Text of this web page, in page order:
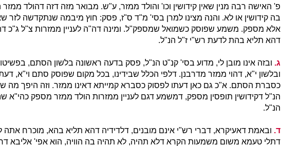
פ' האישה רבה מנין שאין קידושין וכו' והולד ממזר, ע"ש. מבואר מזה דזה דהולד ממזר
בה קידושין או לא. והנה מצינו למרן בסי' מ"ד ס"ז, פסק: חוץ מיבמה שנתקדשה לזר
אלא מספק. משמע שפוסק כשמואל שמספק"ל. ומינה דה"ה לעניין ממזרות צ"ל ג"כ
דהא תליא בהת לדעת רש"י ז"ל הנ"ל.
ג. ובזה אינו מובן לי, מדוע בסי' קנ"ט הנ"ל, פסק בדעה ראשונה בלשון הסתם,
ובלשון י"א, דהוי ממזר מדרבנן. דלפי הכלל שבידינו, בכל מקום שפוסק סתם וי"א,
כסברת הסתם. א"כ גם כאן דעתו לפסוק כסברא קמייתא דאינו ממזר. וזה היפך מה
הנ"ל דקידושין תופסין מספק, דמשמע דגם לעניין ממזרות הולד ממזר מספק כהי"א
הנ"ל.
ד. ובאמת דאעיקרא, דברי רש"י אינם מובנים, דלדידיה דהא תליא בהא, מוכרח אתה
דתלי טעמא משום משמעות הקרא דלא תהיה, לא תהיה בה הוויה, הוא אפי' אליבא